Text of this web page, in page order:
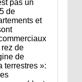
pas un
de
et
de
de
terrestres »: